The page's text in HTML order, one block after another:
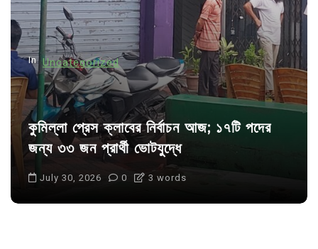
i
o
n
In Uncategorized
কুমিল্লা প্রেস ক্লাবের নির্বাচন আজ; ১৭টি পদের
জন্য ৩৩ জন প্রার্থী ভোটযুদ্ধে
July 30, 2026 0 3 words